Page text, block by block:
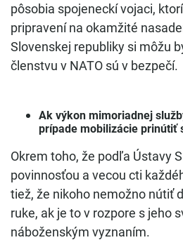
pôsobia spojeneckí vojaci,
pripravení na okamžité
Slovenskej republiky si môžu
členstvu v NATO sú v bezpečí.
Ak výkon mimoriadnej
prípade mobilizácie prinútiť
Okrem toho, že podľa Ústavy
povinnosťou a vecou cti
tiež, že nikoho nemožno nútiť
ruke, ak je to v rozpore s jeho
náboženským vyznaním.